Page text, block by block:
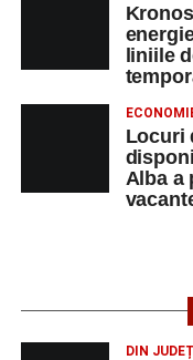
liniile
Locuri
Alba a
DIN JUDEȚ